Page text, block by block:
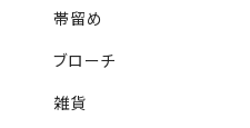
帯留め
ブローチ
雑貨